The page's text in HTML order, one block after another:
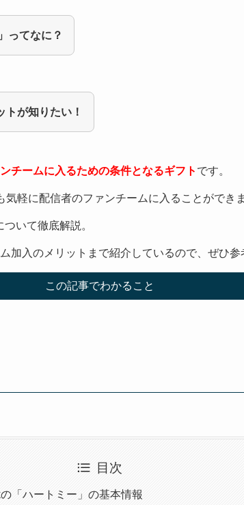
ってなに？
トが知りたい！
チームに入るための条件となるギフト です。
軽に配信者のファンチームに入ることができま
ついて徹底解説。
加入のメリットまで紹介しているので、ぜひ参
この記事でわかること
目次
「ハートミー」の基本情報